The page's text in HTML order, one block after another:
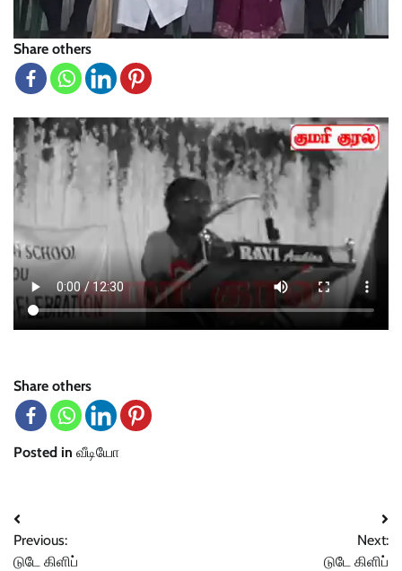
Share others
Share others
Posted in வீடியோ
Post
navigation
Previous:
டுடே கிளிப்
Next:
டுடே கிளிப்